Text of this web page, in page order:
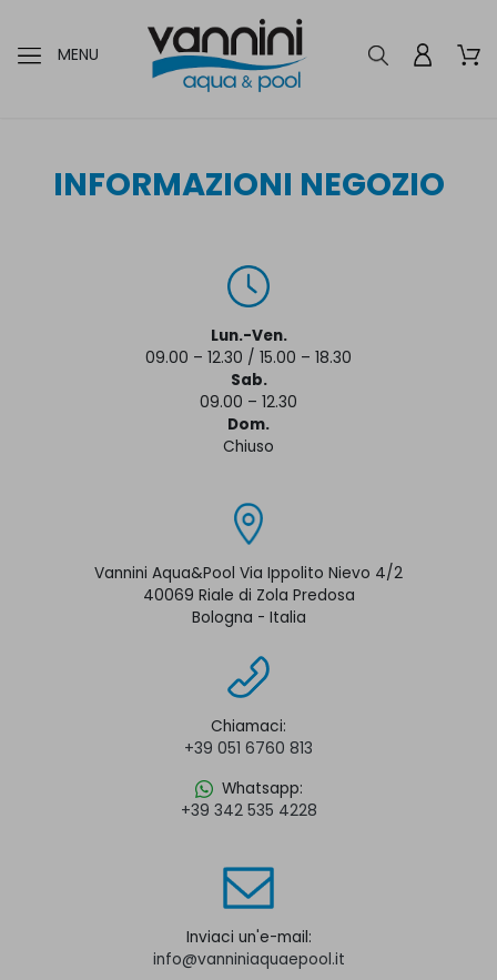
MENU
INFORMAZIONI NEGOZIO
Lun.-Ven.
09.00 – 12.30 / 15.00 – 18.30
Sab.
09.00 – 12.30
Dom.
Chiuso
Vannini Aqua&Pool Via Ippolito Nievo 4/2
40069 Riale di Zola Predosa
Bologna - Italia
Chiamaci:
+39 051 6760 813
Whatsapp:
+39 342 535 4228
Inviaci un'e-mail:
info@vanniniaquaepool.it